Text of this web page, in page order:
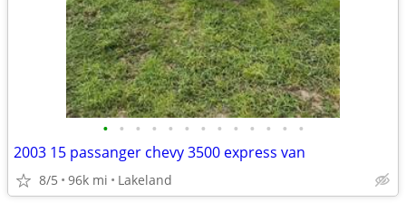
• • • • • • • • • • • • •
2003 15 passanger chevy 3500 express van
8/5 96k mi Lakeland